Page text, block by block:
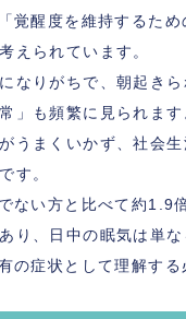
覚醒度を維持するため
えられています。
なりがちで、朝起きら
」も頻繁に見られま
うまくいかず、社会
す。
ない方と比べて約1.9
り、日中の眠気は単
の症状として理解する